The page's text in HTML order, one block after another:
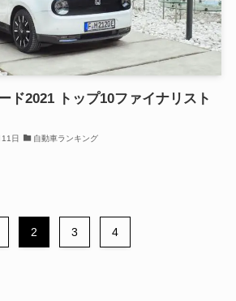
ド2021 トップ10ファイナリスト
日 自動車ランキング
2 3 4